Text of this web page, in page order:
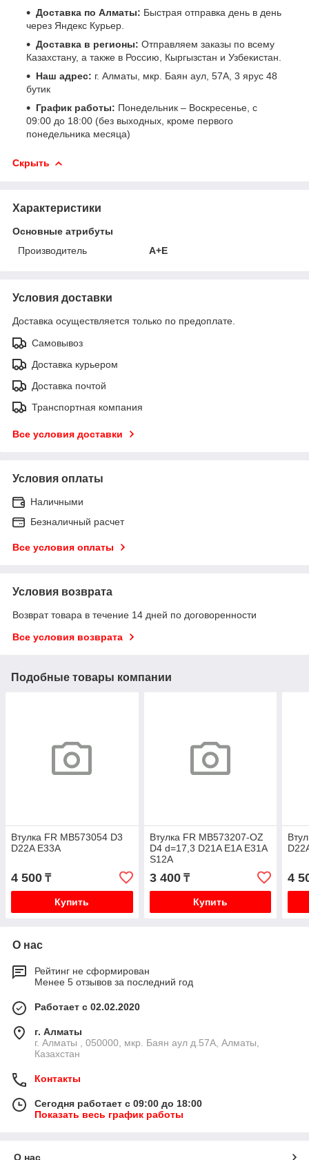
Доставка по Алматы: Быстрая отправка день в день
через Яндекс Курьер.
Доставка в регионы: Отправляем заказы по всему
Казахстану, а также в Россию, Кыргызстан и Узбекистан.
Наш адрес: г. Алматы, мкр. Баян аул, 57А, 3 ярус 48
бутик
График работы: Понедельник – Воскресенье, с
09:00 до 18:00 (без выходных, кроме первого
понедельника месяца)
Скрыть
Характеристики
Основные атрибуты
Производитель
A+E
Условия доставки
Доставка осуществляется только по предоплате.
Самовывоз
Доставка курьером
Доставка почтой
Транспортная компания
Все условия доставки
Условия оплаты
Наличными
Безналичный расчет
Все условия оплаты
Условия возврата
Возврат товара в течение 14 дней по договоренности
Все условия возврата
Подобные товары компании
Втулка FR MB573054 D3
D22A E33A
4 500 ₸
Купить
Втулка FR MB573207-OZ
D4 d=17,3 D21A E1A E31A
S12A
3 400₸
Купить
4
О нас
Рейтинг не сформирован
Менее 5 отзывов за последний год
Работает с 02.02.2020
г. Алматы
г. Алматы , 050000, мкр. Баян аул д.57А, Алматы,
Казахстан
Контакты
Сегодня работает с 09:00 до 18:00
Показать весь график работы
О нас